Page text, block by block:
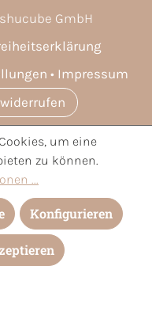
GmbH
Impressum
zzgl.Versandkosten
nicht anders angegeben.
um eine
zu können.
...
Konfigurieren